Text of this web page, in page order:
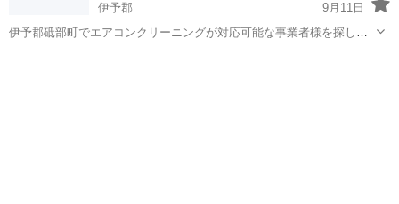
伊予郡
9月11日
伊予郡砥部町でエアコンクリーニングが対応可能な事業者様を探して